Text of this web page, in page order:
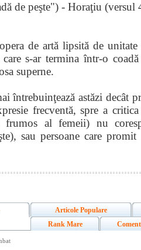
de peşte") - Horaţiu (versul
de artă lipsită de
s-ar termina într-o coadă
superne.
întrebuinţează astăzi decât
frecventă, spre a
frumos al femeii) nu
sau persoane care
Articole Populare
Rank Mare